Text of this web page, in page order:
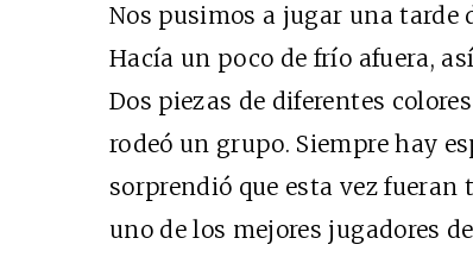
Nos pusimos a jugar una tarde
Hacía un poco de frío afuera,
Dos piezas de diferentes
rodeó un grupo. Siempre hay
sorprendió que esta vez fueran
uno de los mejores jugadores